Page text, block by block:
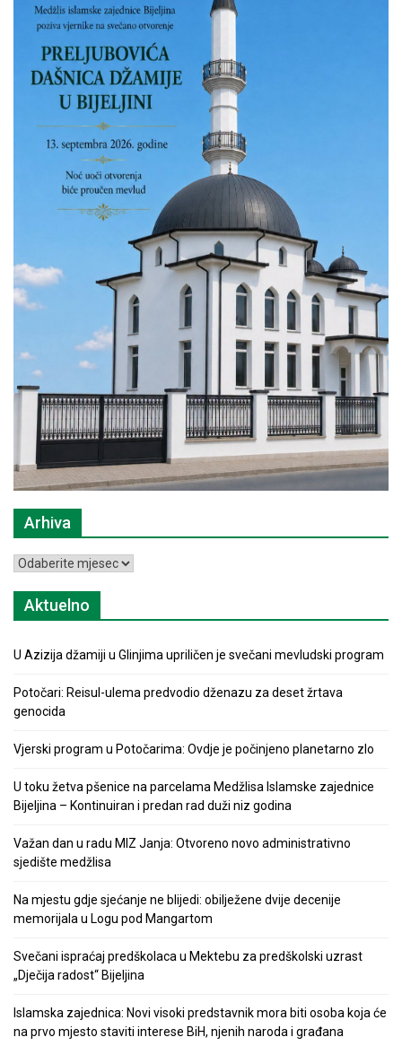
Arhiva
Arhiva
Aktuelno
U Azizija džamiji u Glinjima upriličen je svečani mevludski program
Potočari: Reisul-ulema predvodio dženazu za deset žrtava
genocida
Vjerski program u Potočarima: Ovdje je počinjeno planetarno zlo
U toku žetva pšenice na parcelama Medžlisa Islamske zajednice
Bijeljina – Kontinuiran i predan rad duži niz godina
Važan dan u radu MIZ Janja: Otvoreno novo administrativno
sjedište medžlisa
Na mjestu gdje sjećanje ne blijedi: obilježene dvije decenije
memorijala u Logu pod Mangartom
Svečani ispraćaj predškolaca u Mektebu za predškolski uzrast
„Dječija radost“ Bijeljina
Islamska zajednica: Novi visoki predstavnik mora biti osoba koja će
na prvo mjesto staviti interese BiH, njenih naroda i građana